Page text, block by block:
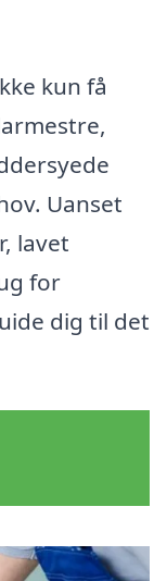
kun få
Uanset
lavet
for
dig til det